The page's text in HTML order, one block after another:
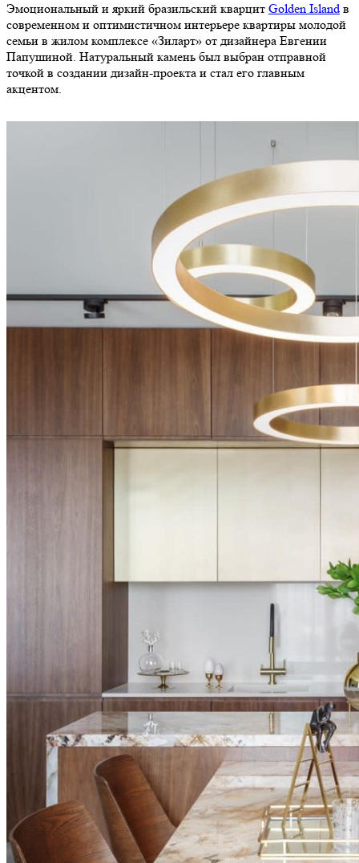
Эмоциональный и яркий бразильский кварцит Golden Island в
современном и оптимистичном интерьере квартиры молодой
семьи в жилом комплексе «Зиларт» от дизайнера Евгении
Папушиной. Натуральный камень был выбран отправной
точкой в создании дизайн-проекта и стал его главным
акцентом.